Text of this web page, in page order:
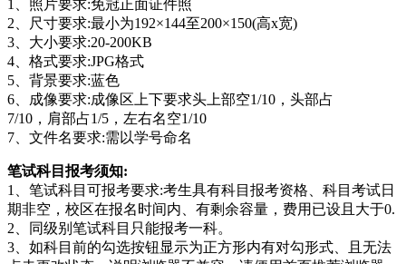
1、照片要求:免冠正面证件照
2、尺寸要求:最小为192×144至200×150(高x宽)
3、大小要求:20-200KB
4、格式要求:JPG格式
5、背景要求:蓝色
6、成像要求:成像区上下要求头上部空1/10，头部占
7/10，肩部占1/5，左右名空1/10
7、文件名要求:需以学号命名
笔试科目报考须知:
1、笔试科目可报考要求:考生具有科目报考资格、科目考试日
期非空，校区在报名时间内、有剩余容量，费用已设且大于0.
2、同级别笔试科目只能报考一科。
3、如科目前的勾选按钮显示为正方形内有对勾形式、且无法